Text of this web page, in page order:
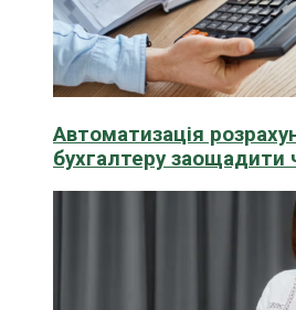
Автоматизація
бухгалтеру заощадити